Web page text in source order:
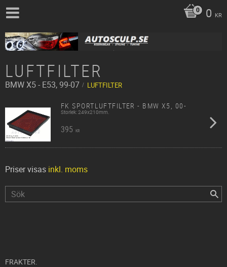
0 KR
LUFTFILTER
BMWX5 - E53, 99-07 LUFTFILTER
FK SPORTLUFTFILTER - BMW X5, 00-
Storlek: 249x210mm.
395 KR
Priser visas inkl. moms
FRAKTER.